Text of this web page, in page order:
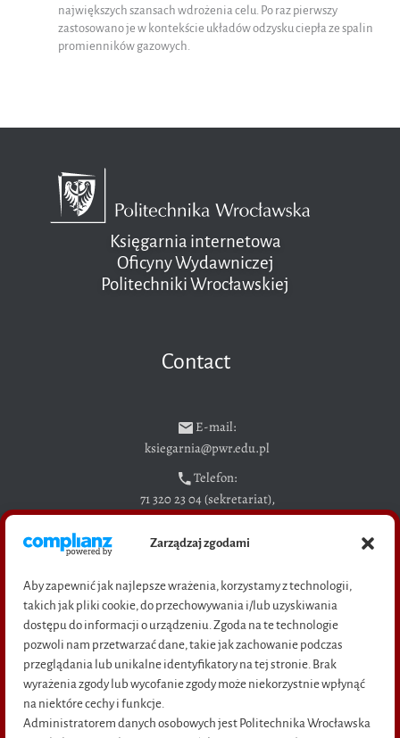
Zarządzaj zgodami
Aby zapewnić jak najlepsze wrażenia, korzystamy z technologii,
takich jak pliki cookie, do przechowywania i/lub uzyskiwania
dostępu do informacji o urządzeniu. Zgoda na te technologie
pozwoli nam przetwarzać dane, takie jak zachowanie podczas
przeglądania lub unikalne identyfikatory na tej stronie. Brak
wyrażenia zgody lub wycofanie zgody może niekorzystnie wpłynąć
na niektóre cechy i funkcje.
Administratorem danych osobowych jest Politechnika Wrocławska
największych szansach wdrożenia celu. Po raz pierwszy
zastosowano je w kontekście układów odzysku ciepła ze spalin
promienników gazowych.
Księgarnia internetowa
Oficyny Wydawniczej
Politechniki Wrocławskiej
Contact
E-mail:
ksiegarnia@pwr.edu.pl
Telefon:
71 320 23 04 (sekretariat),
71 328 29 94 (sprzedaż książek)
Adres: pl. Grunwaldzki 11,
(bud D-21, wejście C, pok. M-16)
Shortcuts
ABOUT US